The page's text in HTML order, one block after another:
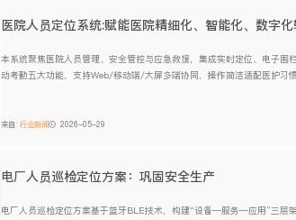
医院人员定位系统:赋能医院精细化、智能化、数字
本系统聚焦医院人员管理、安全管控与应急救援，集成实时定位、电子围
动考勤五大功能，支持Web/移动端/大屏多端协同，操作简洁适配医护习
来自: 行业新闻 2026-05-29
电厂人员巡检定位方案：巩固安全生产
电厂人员巡检定位方案基于蓝牙BLE技术，构建“设备—服务—应用”三层